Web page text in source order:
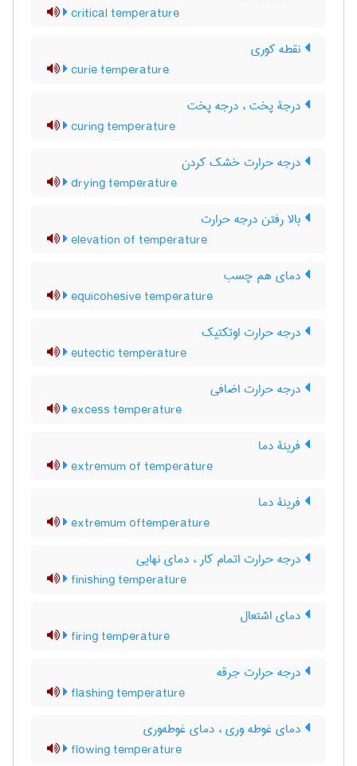
critical temperature
نقطه کوری
curie temperature
درجۀ پخت ، درجه پخت
curing temperature
درجه حرارت خشک کردن
drying temperature
بالا رفتن درجه حرارت
elevation of temperature
دمای هم چسب
equicohesive temperature
درجه حرارت اوتکتیک
eutectic temperature
درجه حرارت اضافی
excess temperature
فرینۀ دما
extremum of temperature
فرینۀ دما
extremum oftemperature
درجه حرارت اتمام کار ، دمای نهایی
finishing temperature
دمای اشتعال
firing temperature
درجه حرارت جرقه
flashing temperature
دمای غوطه وری ، دمای غوطه‌وری
flowing temperature